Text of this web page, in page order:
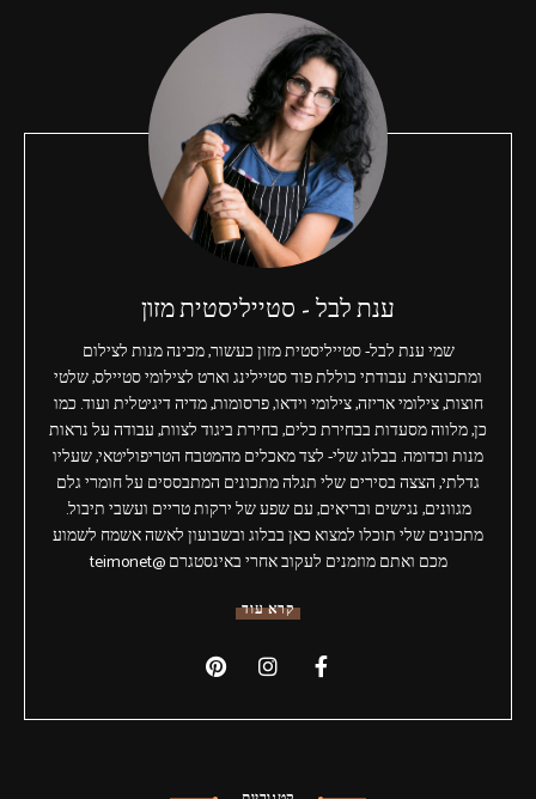
ענת לבל - סטייליסטית מזון
שמי ענת לבל- סטייליסטית מזון כעשור, מכינה מנות לצילום
ומתכונאית. עבודתי כוללת פוד סטיילינג וארט לצילומי סטיילס, שלטי
חוצות, צילומי אריזה, צילומי וידאו, פרסומות, מדיה דיגיטלית ועוד. כמו
כן, מלווה מסעדות בבחירת כלים, בחירת ביגוד לצוות, עבודה על נראות
מנות וכדומה. בבלוג שלי- לצד מאכלים מהמטבח הטריפוליטאי, שעליו
גדלתי, הצצה בסירים שלי תגלה מתכונים המתבססים על חומרי גלם
מגוונים, נגישים ובריאים, עם שפע של ירקות טריים ועשבי תיבול.
מתכונים שלי תוכלו למצוא כאן בבלוג ובשבועון לאשה אשמח לשמוע
מכם ואתם מוזמנים לעקוב אחרי באינסטגרם @teimonet
קרא עוד